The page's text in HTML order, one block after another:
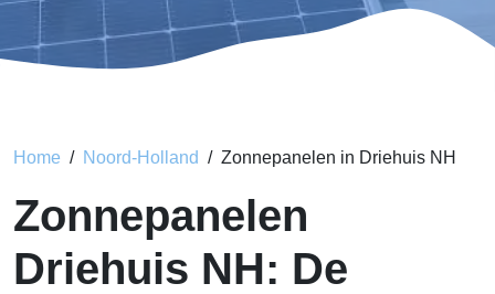
Home Noord-Holland Zonnepanelen in Driehuis NH
Zonnepanelen
Driehuis NH: De